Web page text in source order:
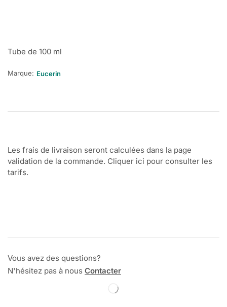
Tube de 100 ml
Marque: Eucerin
Les frais de livraison seront calculées dans la page
validation de la commande. Cliquer ici pour consulter les
tarifs.
Vous avez des questions?
N'hésitez pas à nous Contacter